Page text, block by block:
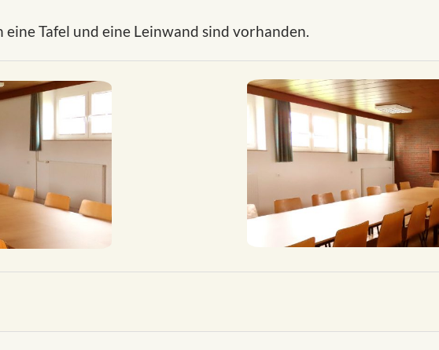
Tafel und eine Leinwand sind vorhanden.